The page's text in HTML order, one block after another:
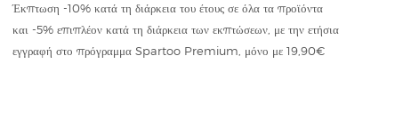
Έκπτωση -10% κατά τη διάρκεια του έτους σε όλα τα προϊόντα
και -5% επιπλέον κατά τη διάρκεια των εκπτώσεων, με την ετήσια
εγγραφή στο πρόγραμμα Spartoo Premium, μόνο με 19,90€